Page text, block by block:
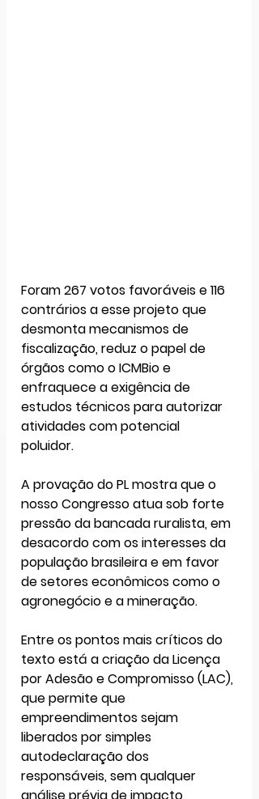
Foram 267 votos favoráveis e 116
contrários a esse projeto que
desmonta mecanismos de
fiscalização, reduz o papel de
órgãos como o ICMBio e
enfraquece a exigência de
estudos técnicos para autorizar
atividades com potencial
poluidor.
A provação do PL mostra que o
nosso Congresso atua sob forte
pressão da bancada ruralista, em
desacordo com os interesses da
população brasileira e em favor
de setores econômicos como o
agronegócio e a mineração.
Entre os pontos mais críticos do
texto está a criação da Licença
por Adesão e Compromisso (LAC),
que permite que
empreendimentos sejam
liberados por simples
autodeclaração dos
responsáveis, sem qualquer
análise prévia de impacto